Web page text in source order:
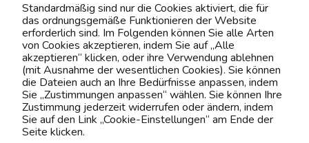
Kontaktiere uns!
0151 12200811
shop@yourhouse24.eu
Mo. - Fr. 07:00-15:00
Standardmäßig sind nur die Cookies aktiviert, die für
das ordnungsgemäße Funktionieren der Website
erforderlich sind. Im Folgenden können Sie alle Arten
von Cookies akzeptieren, indem Sie auf „Alle
akzeptieren“ klicken, oder ihre Verwendung ablehnen
(mit Ausnahme der wesentlichen Cookies). Sie können
die Dateien auch an Ihre Bedürfnisse anpassen, indem
Sie „Zustimmungen anpassen“ wählen. Sie können Ihre
Zustimmung jederzeit widerrufen oder ändern, indem
Sie auf den Link „Cookie-Einstellungen“ am Ende der
Seite klicken.